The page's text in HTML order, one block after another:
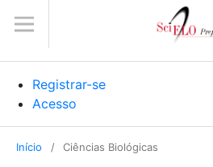
Registrar-se
Acesso
Início / Ciências Biológicas